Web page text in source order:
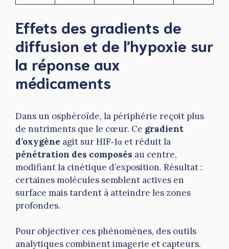
Effets des gradients de
diffusion et de l’hypoxie sur
la réponse aux
médicaments
Dans un osphéroïde, la périphérie reçoit plus
de nutriments que le cœur. Ce gradient
d’oxygène agit sur HIF‑1α et réduit la
pénétration des composés au centre,
modifiant la cinétique d’exposition. Résultat :
certaines molécules semblent actives en
surface mais tardent à atteindre les zones
profondes.
Pour objectiver ces phénomènes, des outils
analytiques combinent imagerie et capteurs.